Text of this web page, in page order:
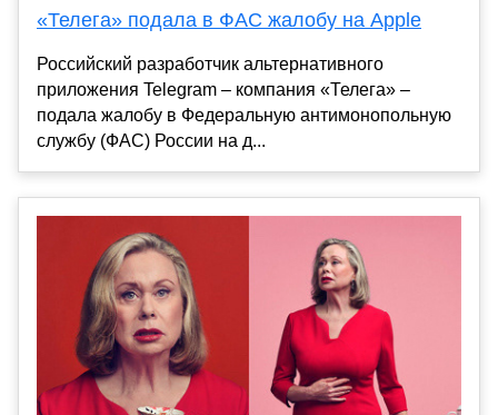
«Телега» подала в ФАС жалобу на Apple
Российский разработчик альтернативного
приложения Telegram – компания «Телега» –
подала жалобу в Федеральную антимонопольную
службу (ФАС) России на д...